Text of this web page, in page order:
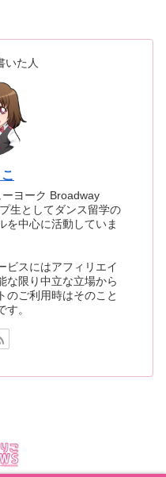
いた人
ヨーク Broadway
生としてダンス留学の
を中心に活動していま
ビスにはアフィリエイ
な限り中立な立場から
のご利用時はそのこと
。